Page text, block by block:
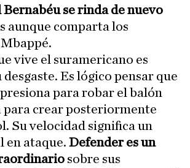
Bernabéu se rinda de nuevo
aunque comparta los
vive el suramericano es
Es lógico pensar que
para robar el balón
para crear posteriormente
Su velocidad significa un
en ataque. Defender es un
sobre sus